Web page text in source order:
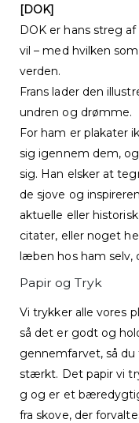
[DOK]
DOK er hans streg
vil – med hvilken
verden.
Frans lader den
undren og drømme.
For ham er plakater
sig igennem dem,
sig. Han elsker at
de sjove og
aktuelle eller
citater, eller noget
læben hos ham selv,
Papir og Tryk
Vi trykker alle vores
så det er godt og
gennemfarvet, så
stærkt. Det papir vi
g og er et
fra skove, der